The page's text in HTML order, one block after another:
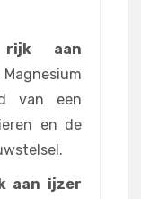
rijk aan
van een
en de
aan ijzer